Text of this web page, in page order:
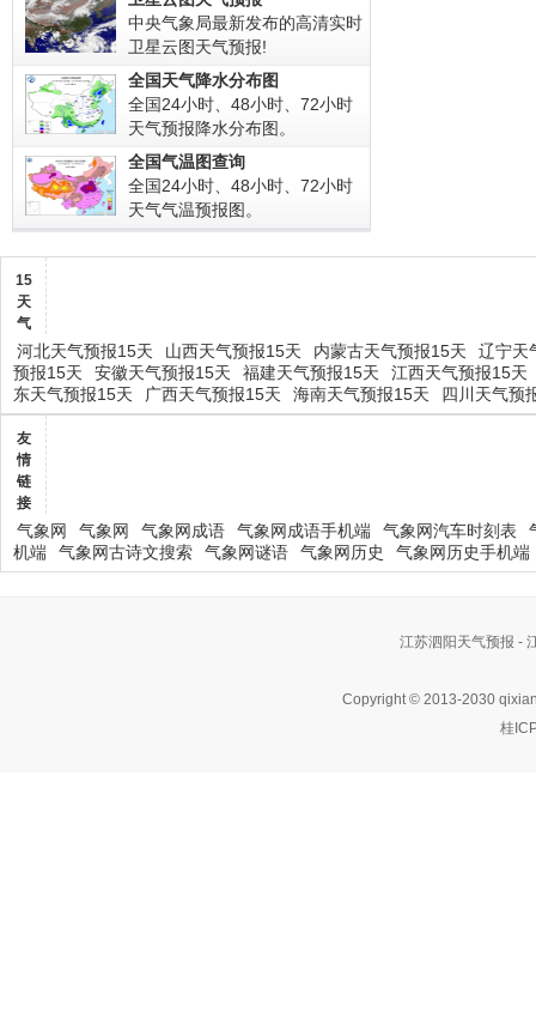
中央气象局最新发布的高清实时
卫星云图天气预报!
全国天气降水分布图
全国24小时、48小时、72小时
天气预报降水分布图。
全国气温图查询
全国24小时、48小时、72小时
天气气温预报图。
15
天
气
河北天气预报15天 山西天气预报15天 内蒙古天气预报15天
辽宁天
预报15天
安徽天气预报15天 福建天气预报15天
江西天气预报15天
东天气预报15天
广西天气预报15天 海南天气预报15天 四川天气预
友
情
链
接
气象网 气象网 气象网成语 气象网成语手机端 气象网汽车时刻表
机端
气象网古诗文搜索 气象网谜语 气象网历史 气象网历史手机端
江苏泗阳天气预报 -
Copyright © 2013-2030
桂